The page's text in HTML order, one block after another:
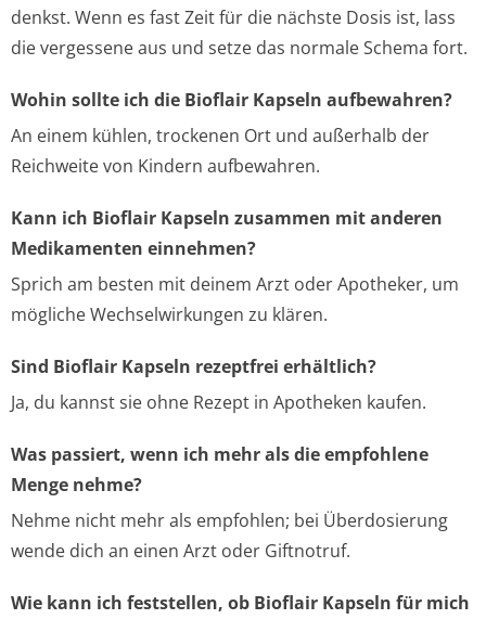
denkst. Wenn es fast Zeit für die nächste Dosis ist, lass
die vergessene aus und setze das normale Schema fort.
Wohin sollte ich die Bioflair Kapseln aufbewahren?
An einem kühlen, trockenen Ort und außerhalb der
Reichweite von Kindern aufbewahren.
Kann ich Bioflair Kapseln zusammen mit anderen
Medikamenten einnehmen?
Sprich am besten mit deinem Arzt oder Apotheker, um
mögliche Wechselwirkungen zu klären.
Sind Bioflair Kapseln rezeptfrei erhältlich?
Ja, du kannst sie ohne Rezept in Apotheken kaufen.
Was passiert, wenn ich mehr als die empfohlene
Menge nehme?
Nehme nicht mehr als empfohlen; bei Überdosierung
wende dich an einen Arzt oder Giftnotruf.
Wie kann ich feststellen, ob Bioflair Kapseln für mich